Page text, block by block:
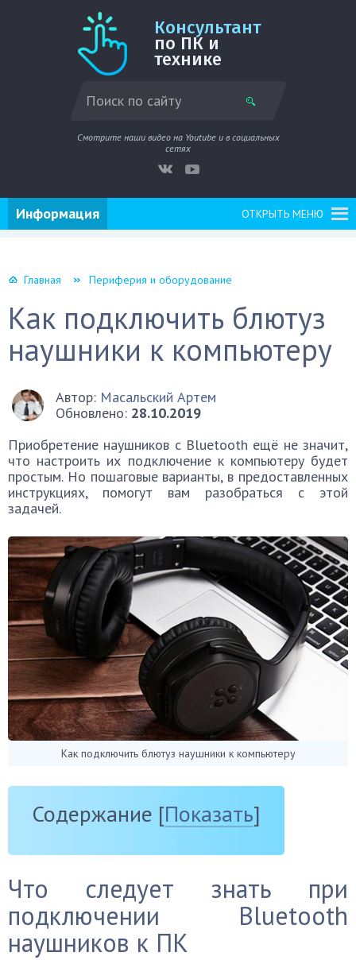
Консультант
по ПК и
технике
Смотрите наши видео на Youtube и в социальных
сетях
ОТКРЫТЬ МЕНЮ
Информация
Главная Периферия и оборудование
Как подключить блютуз
наушники к компьютеру
Автор: Масальский Артем
Обновлено: 28.10.2019
Приобретение наушников с Bluetooth ещё не значит,
что настроить их подключение к компьютеру будет
простым. Но пошаговые варианты, в предоставленных
инструкциях, помогут вам разобраться с этой
задачей.
Как подключить блютуз наушники к компьютеру
Содержание [Показать]
Что следует знать при
подключении Bluetooth
наушников к ПК